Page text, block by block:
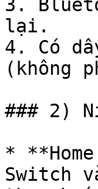
3.
lại.
4. Có
(không
### 2)
*
Switch